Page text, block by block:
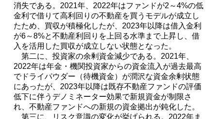
消失である。2021年、2022年はファンドが2～4%の低
金利で借りて高利回りの不動産を買うモデルが成立し
たため、買収が積極化したが、2023年以降は借入金利
が6～8%と不動産利回りを上回る水準まで上昇し、借
入を活用した買収が成立しない状態となった。
第二に、投資家の余剰資金減少である。2021年、
2022年は年金・機関投資家からの資金流入が過去最高
でドライパウダー（待機資金）が潤沢な資金余剰状態
にあったが、2023年以降は既存不動産ファンドの評価
低下に伴うデノミネーター効果で新規資金が制限さ
れ、不動産ファンドへの新規の資金拠出が鈍化した。
第三に、リスク意識の変化が挙げられる。2022年ま